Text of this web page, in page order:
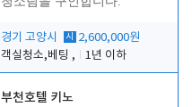
경기 고양시 시
2,600,000원
객실청소,베팅 ,
1년 이하
부천호텔 키노